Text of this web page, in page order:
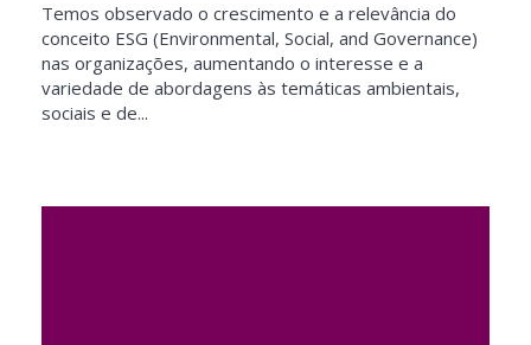
Temos observado o crescimento e a relevância do
conceito ESG (Environmental, Social, and Governance)
nas organizações, aumentando o interesse e a
variedade de abordagens às temáticas ambientais,
sociais e de...